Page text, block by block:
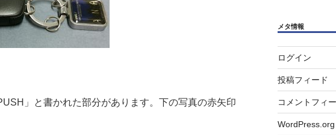
」と書かれた部分があります。下の写真の赤矢印
メタ情報
ログイン
投稿フィード
コメントフィ
WordPress.org